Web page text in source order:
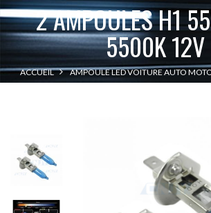
2 AMPOULES H1
5500K 12V
ACCUEIL
AMPOULE LED VOITURE AUTO